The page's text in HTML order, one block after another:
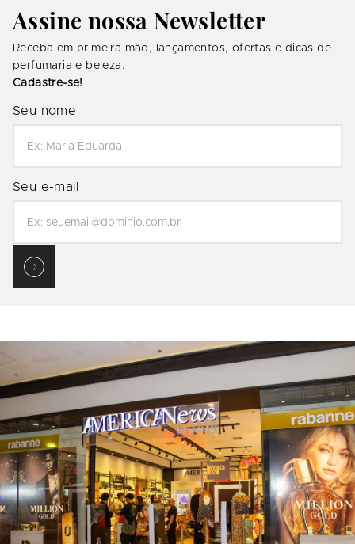
Assine nossa Newsletter
Receba em primeira mão, lançamentos, ofertas e dicas de
perfumaria e beleza.
Cadastre-se!
Seu nome
Seu e-mail